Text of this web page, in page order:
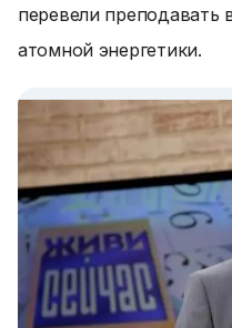
перевели преподавать
атомной энергетики.